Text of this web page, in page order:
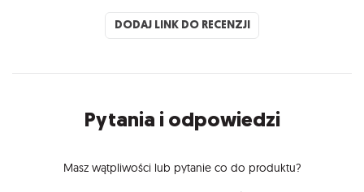
DODAJ LINK DO RECENZJI
Pytania i odpowiedzi
Masz wątpliwości lub pytanie co do produktu?